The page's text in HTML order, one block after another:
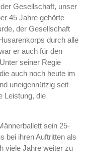
Gesellschaft, unser
45 Jahre gehörte
der Gesellschaft
durch alle
er auch für den
seiner Regie
auch noch heute im
uneigennützig seit
Leistung, die
sein 25-
bei ihren Auftritten als
viele Jahre weiter zu